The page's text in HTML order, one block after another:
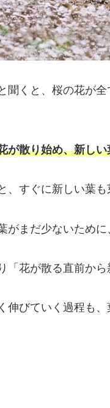
聞くと、桜の花が
が散り始め、新し
、すぐに新しい葉も
がまだ少ないため
「花が散る直前か
伸びていく過程も、